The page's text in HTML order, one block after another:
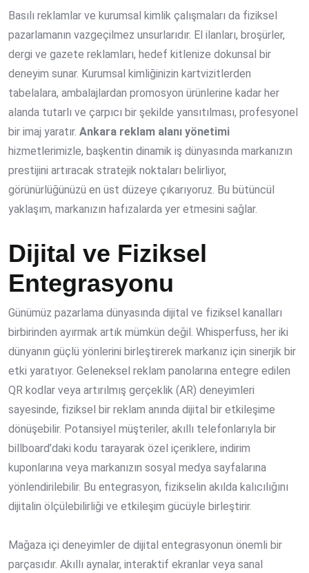
Basılı reklamlar ve kurumsal kimlik çalışmaları da fiziksel
pazarlamanın vazgeçilmez unsurlarıdır. El ilanları, broşürler,
dergi ve gazete reklamları, hedef kitlenize dokunsal bir
deneyim sunar. Kurumsal kimliğinizin kartvizitlerden
tabelalara, ambalajlardan promosyon ürünlerine kadar her
alanda tutarlı ve çarpıcı bir şekilde yansıtılması, profesyonel
bir imaj yaratır. Ankara reklam alanı yönetimi
hizmetlerimizle, başkentin dinamik iş dünyasında markanızın
prestijini artıracak stratejik noktaları belirliyor,
görünürlüğünüzü en üst düzeye çıkarıyoruz. Bu bütüncül
yaklaşım, markanızın hafızalarda yer etmesini sağlar.
Dijital ve Fiziksel
Entegrasyonu
Günümüz pazarlama dünyasında dijital ve fiziksel kanalları
birbirinden ayırmak artık mümkün değil. Whisperfuss, her iki
dünyanın güçlü yönlerini birleştirerek markanız için sinerjik bir
etki yaratıyor. Geleneksel reklam panolarına entegre edilen
QR kodlar veya artırılmış gerçeklik (AR) deneyimleri
sayesinde, fiziksel bir reklam anında dijital bir etkileşime
dönüşebilir. Potansiyel müşteriler, akıllı telefonlarıyla bir
billboard’daki kodu tarayarak özel içeriklere, indirim
kuponlarına veya markanızın sosyal medya sayfalarına
yönlendirilebilir. Bu entegrasyon, fizikselin akılda kalıcılığını
dijitalin ölçülebilirliği ve etkileşim gücüyle birleştirir.
Mağaza içi deneyimler de dijital entegrasyonun önemli bir
parçasıdır. Akıllı aynalar, interaktif ekranlar veya sanal